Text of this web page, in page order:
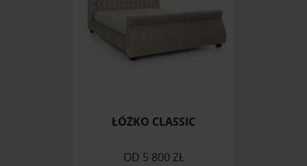
społecznościowym, reklamowym i analitycznym.
Partnerzy mogą połączyć te informacje z innymi danymi
otrzymanymi od Ciebie lub uzyskanymi podczas
korzystania z ich usług.
ŁÓŻKO CLASSIC
OD 5 800 ZŁ